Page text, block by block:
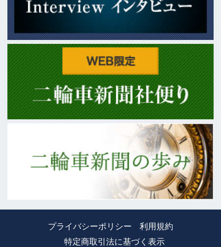
プライバシーポリシー
利用規約
特定商取引法に基づく表示